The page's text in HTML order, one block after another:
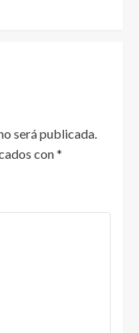
será publicada.
con*